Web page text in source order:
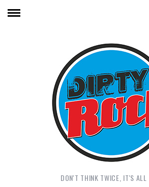
DON'T THINK TWICE, IT'S ALL